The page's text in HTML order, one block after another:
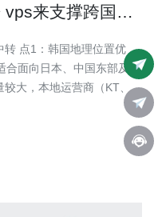
来支撑跨国业
转 点1：韩国地理位置优
合面向日本、中国东部及东
大，本地运营商（KT、
3：对于中文用户访问，韩
善用户体验。 点4：合规与